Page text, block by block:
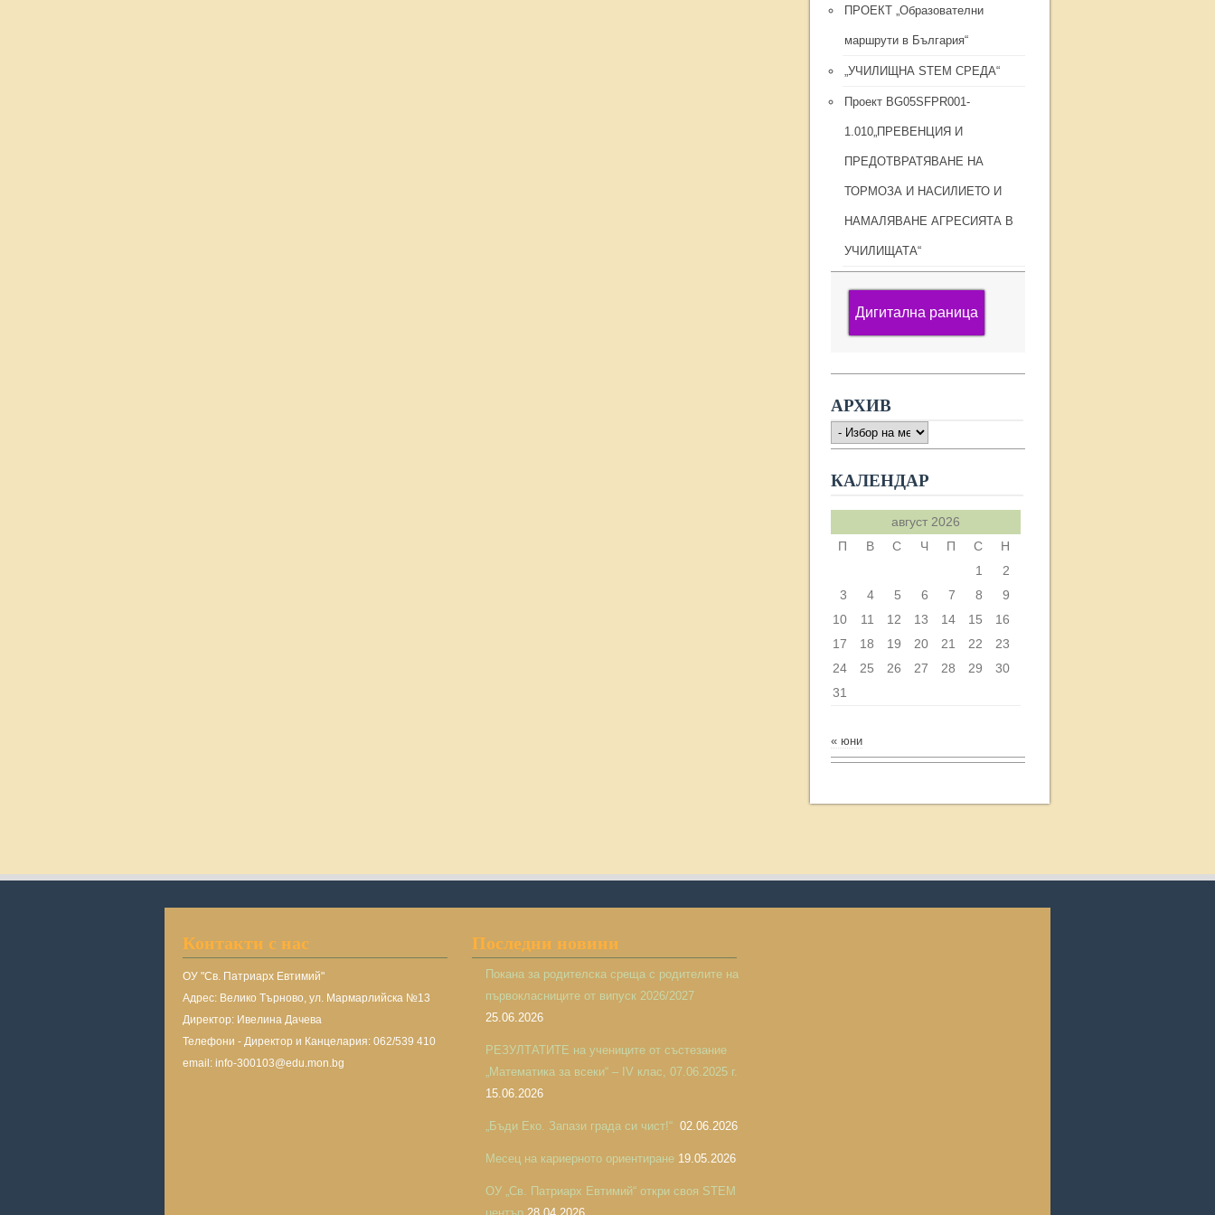
ПРОЕКТ „Образователни
маршрути в България“
„УЧИЛИЩНА STEM СРЕДА“
Проект BG05SFPR001-
1.010„ПРЕВЕНЦИЯ И
ПРЕДОТВРАТЯВАНЕ НА
ТОРМОЗА И НАСИЛИЕТО И
НАМАЛЯВАНЕ АГРЕСИЯТА В
УЧИЛИЩАТА“
Дигитална раница
АРХИВ
АРХИВ
КАЛЕНДАР
август 2026
П
В С Ч П С
Н
1
2
3
4 5 6 7 8
9
10
11 12 13 14 15
16
17
18 19 20 21 22
23
24
25 26 27 28 29
30
31
« юни
Контакти с нас
ОУ "Св. Патриарх Евтимий"
Адрес: Велико Търново, ул. Мармарлийска №13
Директор: Ивелина Дачева
Телефони - Директор и Канцелария: 062/539 410
email: info-300103@edu.mon.bg
Последни новини
Покана за родителска среща с родителите на
първокласниците от випуск 2026/2027
25.06.2026
РЕЗУЛТАТИТЕ на учениците от състезание
„Математика за всеки“ – IV клас, 07.06.2025 г.
15.06.2026
„Бъди Еко. Запази града си чист!“ 02.06.2026
Месец на кариерното ориентиране 19.05.2026
ОУ „Св. Патриарх Евтимий“ откри своя STEM